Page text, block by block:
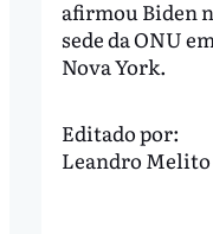
afirmou Biden
sede da ONU em
Nova York.
Editado por:
Leandro Melito